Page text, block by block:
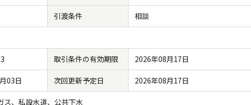
引渡条件 相談
取引条件の有効期限 2026年08月17日
03日 次回更新予定日 2026年08月17日
ス 私設水道 公共下水